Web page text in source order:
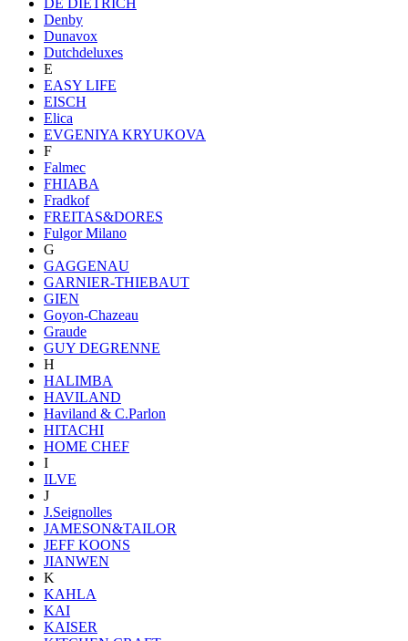
Denby
Dunavox
Dutchdeluxes
E
EASY LIFE
EISCH
Elica
EVGENIYA KRYUKOVA
F
Falmec
FHIABA
Fradkof
FREITAS&DORES
Fulgor Milano
G
GAGGENAU
GARNIER-THIEBAUT
GIEN
Goyon-Chazeau
Graude
GUY DEGRENNE
H
HALIMBA
HAVILAND
Haviland & C.Parlon
HITACHI
HOME CHEF
I
ILVE
J
J.Seignolles
JAMESON&TAILOR
JEFF KOONS
JIANWEN
K
KAHLA
KAI
KAISER